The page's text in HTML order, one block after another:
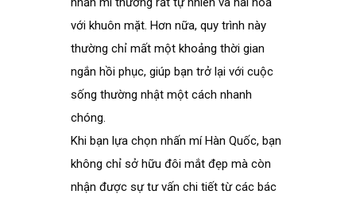
với khuôn mặt. Hơn nữa, quy trình này
thường chỉ mất một khoảng thời gian
ngắn hồi phục, giúp bạn trở lại với cuộc
sống thường nhật một cách nhanh
chóng.
Khi bạn lựa chọn nhấn mí Hàn Quốc, bạn
không chỉ sở hữu đôi mắt đẹp mà còn
nhận được sự tư vấn chi tiết từ các bác